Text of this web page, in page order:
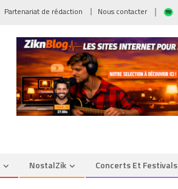
Partenariat de rédaction Nous contacter
NostalZik Concerts Et Festivals